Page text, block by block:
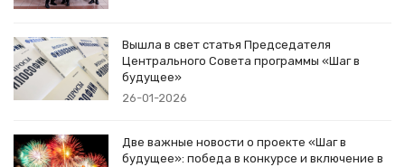
Вышла в свет статья Председателя
Центрального Совета программы «Шаг в
будущее»
26-01-2026
Две важные новости о проекте «Шаг в
будущее»: победа в конкурсе и включение в